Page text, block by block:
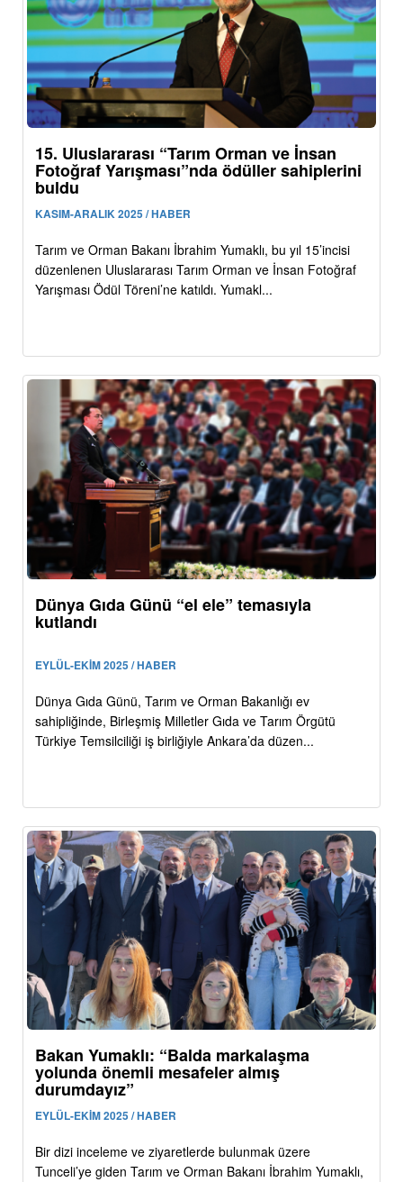
15. Uluslararası “Tarım Orman ve İnsan
Fotoğraf Yarışması”nda ödüller sahiplerini
buldu
KASIM-ARALIK 2025 / HABER
Tarım ve Orman Bakanı İbrahim Yumaklı, bu yıl 15’incisi
düzenlenen Uluslararası Tarım Orman ve İnsan Fotoğraf
Yarışması Ödül Töreni’ne katıldı. Yumakl...
Dünya Gıda Günü “el ele” temasıyla
kutlandı
EYLÜL-EKİM 2025 / HABER
Dünya Gıda Günü, Tarım ve Orman Bakanlığı ev
sahipliğinde, Birleşmiş Milletler Gıda ve Tarım Örgütü
Türkiye Temsilciliği iş birliğiyle Ankara’da düzen...
Bakan Yumaklı: “Balda markalaşma
yolunda önemli mesafeler almış
durumdayız”
EYLÜL-EKİM 2025 / HABER
Bir dizi inceleme ve ziyaretlerde bulunmak üzere
Tunceli’ye giden Tarım ve Orman Bakanı İbrahim Yumaklı,